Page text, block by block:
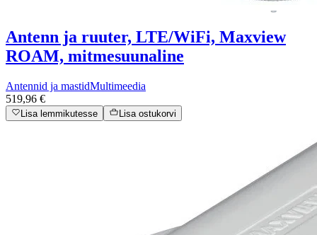
Antenn ja ruuter, LTE/WiFi, Maxview
ROAM, mitmesuunaline
Antennid ja mastidMultimeedia
519,96 €
Lisa lemmikutesse Lisa ostukorvi